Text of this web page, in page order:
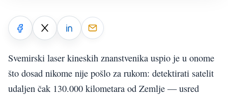
Svemirski laser kineskih znanstvenika uspio je u onome
što dosad nikome nije pošlo za rukom: detektirati satelit
udaljen čak 130.000 kilometara od Zemlje — usred